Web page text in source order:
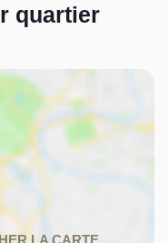
quartier